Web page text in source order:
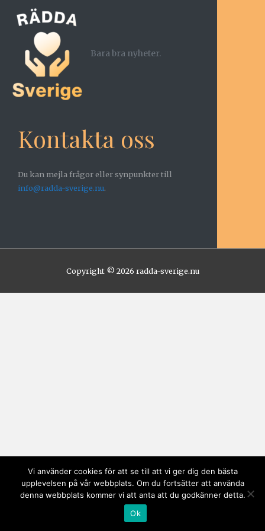
Bara bra nyheter.
Kontakta oss
Du kan mejla frågor eller synpunkter till
info@radda-sverige.nu.
Copyright © 2026 radda-sverige.nu
Vi använder cookies för att se till att vi ger dig den bästa
upplevelsen på vår webbplats. Om du fortsätter att använda
denna webbplats kommer vi att anta att du godkänner detta.
Ok